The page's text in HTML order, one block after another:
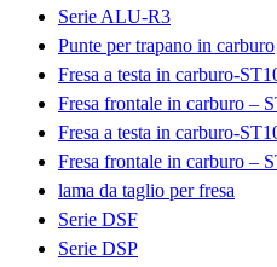
Serie ALU-R3
Punte per trapano in carburo
Fresa a testa in carburo-
Fresa frontale in carburo –
Fresa a testa in carburo-
Fresa frontale in carburo –
lama da taglio per fresa
Serie DSF
Serie DSP